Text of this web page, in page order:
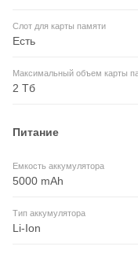
Слот для карты памяти
Есть
Максимальный объем карты
2 Тб
Питание
Емкость аккумулятора
5000 mAh
Тип аккумулятора
Li-Ion